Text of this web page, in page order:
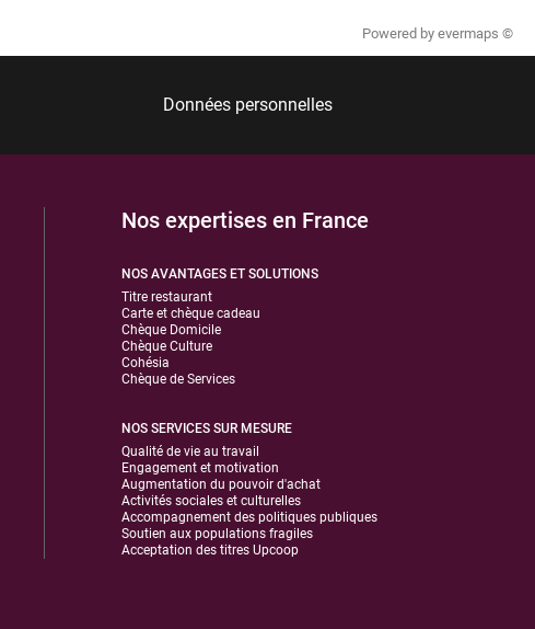
Powered by evermaps ©
Données personnelles
Nos expertises en France
NOS AVANTAGES ET SOLUTIONS
Titre restaurant
Carte et chèque cadeau
Chèque Domicile
Chèque Culture
Cohésia
Chèque de Services
NOS SERVICES SUR MESURE
Qualité de vie au travail
Engagement et motivation
Augmentation du pouvoir d'achat
Activités sociales et culturelles
Accompagnement des politiques publiques
Soutien aux populations fragiles
Acceptation des titres Upcoop